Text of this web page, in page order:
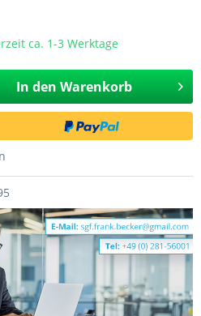
ca. 1-3 Werktage
In den Warenkorb